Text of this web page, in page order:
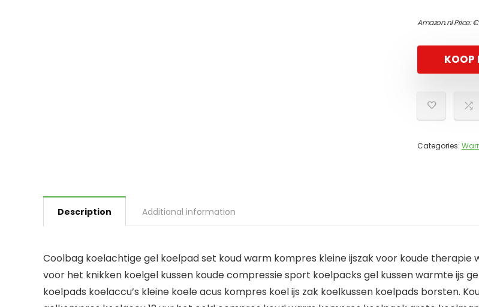
Amazon.nl Price:€
KOOP
Categories:
Description Additional information
Coolbag koelachtige gel koelpad set koud warm kompres kleine ijszak voor koude
voor het knikken koelgel kussen koude compressie sport koelpacks gel kussen warmte ijs
koelpads koelaccu’s kleine koele acus kompres koel ijs zak koelkussen koelpads borsten.